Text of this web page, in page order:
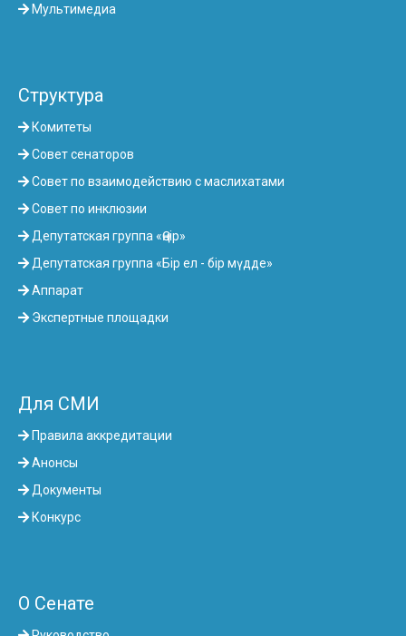
Мультимедиа
Структура
Комитеты
Совет сенаторов
Совет по взаимодействию с маслихатами
Совет по инклюзии
Депутатская группа «Өңір»
Депутатская группа «Бір ел - бір мүдде»
Аппарат
Экспертные площадки
Для СМИ
Правила аккредитации
Анонсы
Документы
Конкурс
О Сенате